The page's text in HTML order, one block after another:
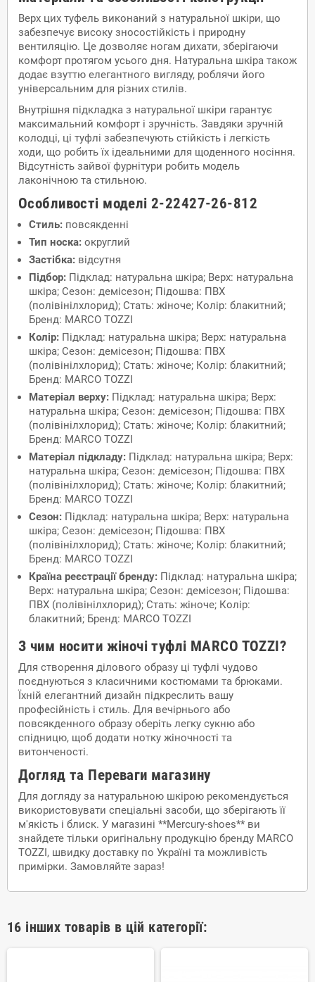
Верх цих туфель виконаний з натуральної шкіри, що
забезпечує високу зносостійкість і природну
вентиляцію. Це дозволяє ногам дихати, зберігаючи
комфорт протягом усього дня. Натуральна шкіра також
додає взуттю елегантного вигляду, роблячи його
універсальним для різних стилів.
Внутрішня підкладка з натуральної шкіри гарантує
максимальний комфорт і зручність. Завдяки зручній
колодці, ці туфлі забезпечують стійкість і легкість
ходи, що робить їх ідеальними для щоденного носіння.
Відсутність зайвої фурнітури робить модель
лаконічною та стильною.
Особливості моделі 2-22427-26-812
Стиль: повсякденні
Тип носка: округлий
Застібка: відсутня
Підбор: Підклад: натуральна шкіра; Верх: натуральна
шкіра; Сезон: демісезон; Підошва: ПВХ
(полівінілхлорид); Стать: жіноче; Колір: блакитний;
Бренд: MARCO TOZZI
Колір: Підклад: натуральна шкіра; Верх: натуральна
шкіра; Сезон: демісезон; Підошва: ПВХ
(полівінілхлорид); Стать: жіноче; Колір: блакитний;
Бренд: MARCO TOZZI
Матеріал верху: Підклад: натуральна шкіра; Верх:
натуральна шкіра; Сезон: демісезон; Підошва: ПВХ
(полівінілхлорид); Стать: жіноче; Колір: блакитний;
Бренд: MARCO TOZZI
Матеріал підкладу: Підклад: натуральна шкіра; Верх:
натуральна шкіра; Сезон: демісезон; Підошва: ПВХ
(полівінілхлорид); Стать: жіноче; Колір: блакитний;
Бренд: MARCO TOZZI
Сезон: Підклад: натуральна шкіра; Верх: натуральна
шкіра; Сезон: демісезон; Підошва: ПВХ
(полівінілхлорид); Стать: жіноче; Колір: блакитний;
Бренд: MARCO TOZZI
Країна реєстрації бренду: Підклад: натуральна шкіра;
Верх: натуральна шкіра; Сезон: демісезон; Підошва:
ПВХ (полівінілхлорид); Стать: жіноче; Колір:
блакитний; Бренд: MARCO TOZZI
З чим носити жіночі туфлі MARCO TOZZI?
Для створення ділового образу ці туфлі чудово
поєднуються з класичними костюмами та брюками.
Їхній елегантний дизайн підкреслить вашу
професійність і стиль. Для вечірнього або
повсякденного образу оберіть легку сукню або
спідницю, щоб додати нотку жіночності та
витонченості.
Догляд та Переваги магазину
Для догляду за натуральною шкірою рекомендується
використовувати спеціальні засоби, що зберігають її
м'якість і блиск. У магазині **Mercury-shoes** ви
знайдете тільки оригінальну продукцію бренду MARCO
TOZZI, швидку доставку по Україні та можливість
примірки. Замовляйте зараз!
16 інших товарів в цій категорії: